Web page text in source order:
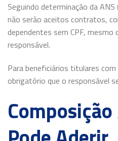
Seguindo determinação da ANS
não serão aceitos contratos,
dependentes sem CPF, mesmo
responsável.
Para beneficiários titulares
obrigatório que o responsável